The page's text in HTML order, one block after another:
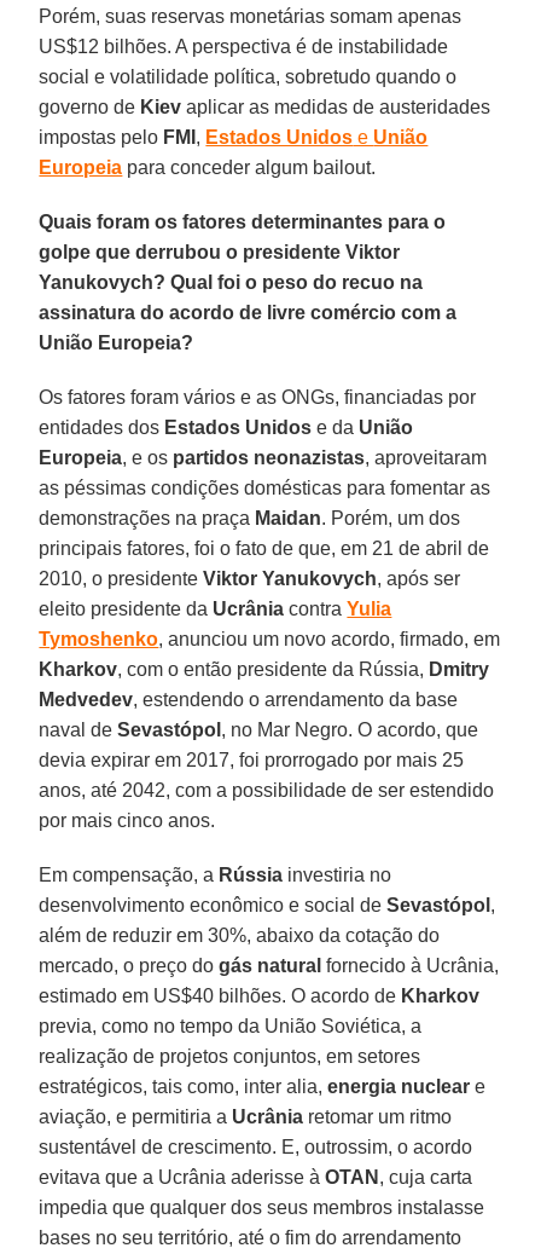
Porém, suas reservas monetárias somam apenas
US$12 bilhões. A perspectiva é de instabilidade
social e volatilidade política, sobretudo quando o
governo de Kiev aplicar as medidas de austeridades
impostas pelo FMI , Estados Unidos e União
Europeia para conceder algum bailout.
Quais foram os fatores determinantes para o
golpe que derrubou o presidente Viktor
Yanukovych? Qual foi o peso do recuo na
assinatura do acordo de livre comércio com a
União Europeia?
Os fatores foram vários e as ONGs, financiadas por
entidades dos Estados Unidose da União
Europeia, e os partidos neonazistas, aproveitaram
as péssimas condições domésticas para fomentar as
demonstrações na praça Maidan. Porém, um dos
principais fatores, foi o fato de que, em 21 de abril de
2010, o presidenteViktor Yanukovych, após ser
eleito presidente da Ucrânia contraYulia
Tymoshenko, anunciou um novo acordo, firmado, em
Kharkov, com o então presidente da Rússia, Dmitry
Medvedev, estendendo o arrendamento da base
naval deSevastópol , no Mar Negro. O acordo, que
devia expirar em 2017, foi prorrogado por mais 25
anos, até 2042, com a possibilidade de ser estendido
por mais cinco anos.
Em compensação, a Rússia investiria no
desenvolvimento econômico e social deSevastópol ,
além de reduzir em 30%, abaixo da cotação do
mercado, o preço do gás natural fornecido à Ucrânia,
estimado em US$40 bilhões. O acordo de Kharkov
previa, como no tempo da União Soviética, a
realização de projetos conjuntos, em setores
estratégicos, tais como, inter alia,energia nuclear e
aviação, e permitiria a Ucrânia retomar um ritmo
sustentável de crescimento. E, outrossim, o acordo
evitava que a Ucrânia aderisse àOTAN , cuja carta
impedia que qualquer dos seus membros instalasse
bases no seu território, até o fim do arrendamento